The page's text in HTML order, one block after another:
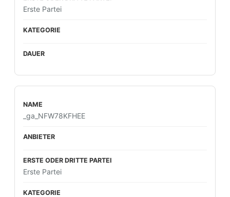
Erste Partei
_ga_NFW78KFHEE
Erste Partei